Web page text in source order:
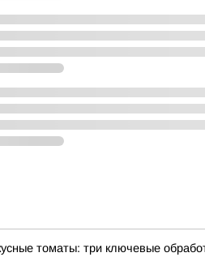
томаты: три ключевые